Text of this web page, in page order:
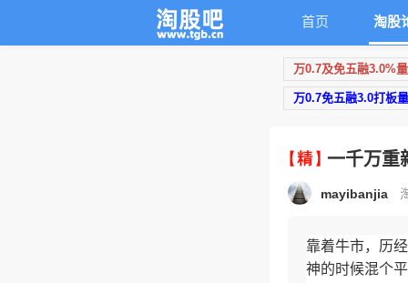
首页 淘股
万0.7及免五融3.0%
万0.7免五融3.0打板
一千万重
mayibanjia
靠着牛市，历
神的时候混个